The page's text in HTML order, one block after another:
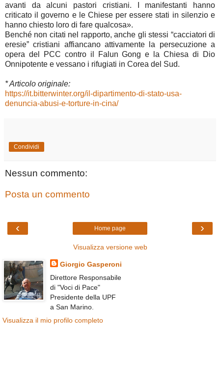
avanti da alcuni pastori cristiani. I manifestanti hanno
criticato il governo e le Chiese per essere stati in silenzio e
hanno chiesto loro di fare qualcosa».
Benché non citati nel rapporto, anche gli stessi “cacciatori di
eresie” cristiani affiancano attivamente la persecuzione a
opera del PCC contro il Falun Gong e la Chiesa di Dio
Onnipotente e vessano i rifugiati in Corea del Sud.
* Articolo originale:
https://it.bitterwinter.org/il-dipartimento-di-stato-usa-
denuncia-abusi-e-torture-in-cina/
Condividi
Nessun commento:
Posta un commento
‹ ›
Home page
Visualizza versione web
Giorgio Gasperoni
Direttore Responsabile
di "Voci di Pace"
Presidente della UPF
a San Marino.
Visualizza il mio profilo completo